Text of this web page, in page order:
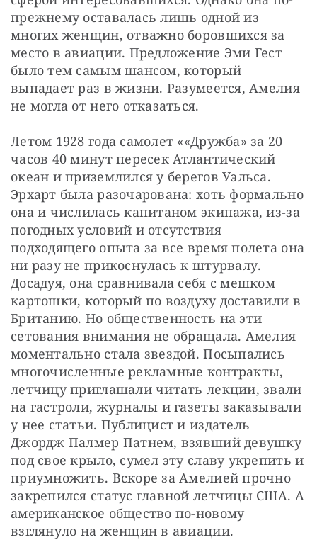
прежнему оставалась лишь одной из
многих женщин, отважно боровшихся за
место в авиации. Предложение Эми Гест
было тем самым шансом, который
выпадает раз в жизни. Разумеется, Амелия
не могла от него отказаться.
Летом 1928 года самолет ««Дружба» за 20
часов 40 минут пересек Атлантический
океан и приземлился у берегов Уэльса.
Эрхарт была разочарована: хоть формально
она и числилась капитаном экипажа, из-за
погодных условий и отсутствия
подходящего опыта за все время полета она
ни разу не прикоснулась к штурвалу.
Досадуя, она сравнивала себя с мешком
картошки, который по воздуху доставили в
Британию. Но общественность на эти
сетования внимания не обращала. Амелия
моментально стала звездой. Посыпались
многочисленные рекламные контракты,
летчицу приглашали читать лекции, звали
на гастроли, журналы и газеты заказывали
у нее статьи. Публицист и издатель
Джордж Палмер Патнем, взявший девушку
под свое крыло, сумел эту славу укрепить и
приумножить. Вскоре за Амелией прочно
закрепился статус главной летчицы США. А
американское общество по-новому
взглянуло на женщин в авиации.